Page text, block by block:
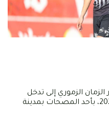
الزموري إلى تدخل
جراحي اليوم السبت 04 ديسمبر 2021، بأحد المصحات بمدينة